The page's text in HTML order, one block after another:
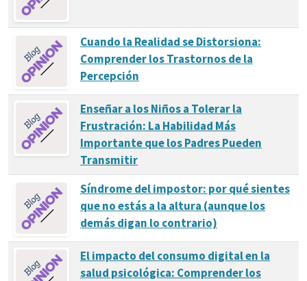
Cuando la Realidad se Distorsiona:
Comprender los Trastornos de la
Percepción
Enseñar a los Niños a Tolerar la
Frustración: La Habilidad Más
Importante que los Padres Pueden
Transmitir
Síndrome del impostor: por qué sientes
que no estás a la altura (aunque los
demás digan lo contrario)
El impacto del consumo digital en la
salud psicológica: Comprender los